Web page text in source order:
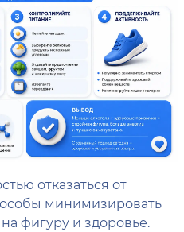
отказаться от
минимизировать
фигуру и здоровье.